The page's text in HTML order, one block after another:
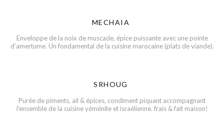
MECHAIA
Enveloppe de la noix de muscade, épice puissante avec une pointe
d’amertume. Un fondamental de la cuisine marocaine (plats de viande).
SRHOUG
Purée de piments, ail & épices, condiment piquant accompagnant
l’ensemble de la cuisine yéménite et israélienne. frais & fait maison!